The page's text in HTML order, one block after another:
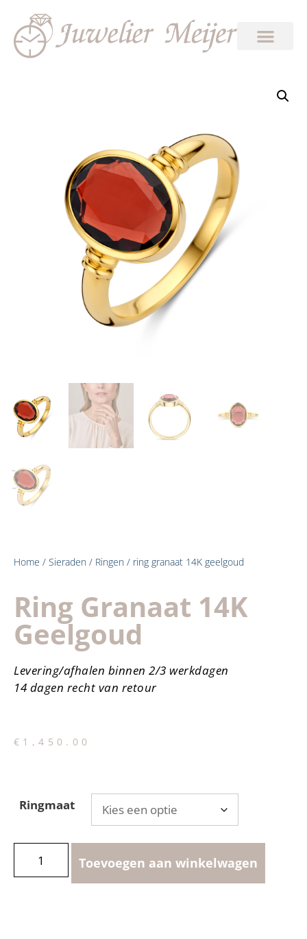
Home / Sieraden / Ringen / ring granaat 14K geelgoud
Ring Granaat 14K
Geelgoud
Levering/afhalen binnen 2/3 werkdagen
14 dagen recht van retour
€ 1,450.00
Ringmaat
Toevoegen aan winkelwagen